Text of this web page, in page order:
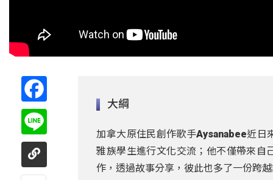
大綱
加拿大原住民創作歌手Aysanabee近日
雅族學生進行文化交流；他不僅帶來自
作，透過故事分享，彼此也多了一份跨